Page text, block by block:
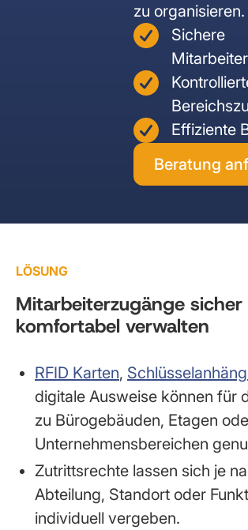
zu organisieren.
Sichere
Effiziente
Beratung
LÖSUNG
Mitarbeiterzugänge sicher
komfortabel verwalten
RFID Karten,
digitale Ausweise können für
zu Bürogebäuden, Etagen
Unternehmensbereichen
Zutrittsrechte lassen sich je
Abteilung, Standort oder
individuell vergeben.